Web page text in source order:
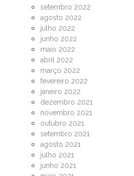
setembro 2022
agosto 2022
julho 2022
junho 2022
maio 2022
abril 2022
março 2022
fevereiro 2022
janeiro 2022
dezembro 2021
novembro 2021
outubro 2021
setembro 2021
agosto 2021
julho 2021
junho 2021